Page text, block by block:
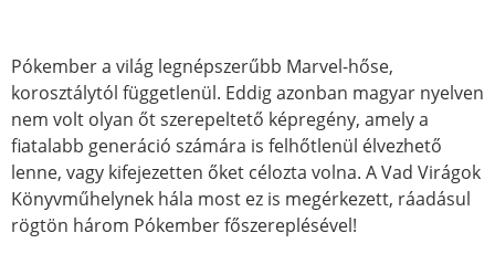
Pókember a világ legnépszerűbb Marvel-hőse,
korosztálytól függetlenül. Eddig azonban magyar nyelven
nem volt olyan őt szerepeltető képregény, amely a
fiatalabb generáció számára is felhőtlenül élvezhető
lenne, vagy kifejezetten őket célozta volna. A Vad Virágok
Könyvműhelynek hála most ez is megérkezett, ráadásul
rögtön három Pókember főszereplésével!